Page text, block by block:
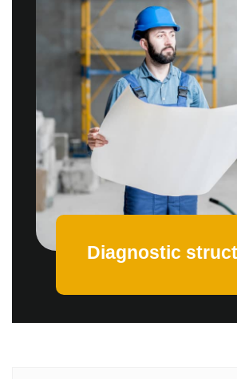
Diagnostic